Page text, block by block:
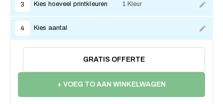
3 Kies hoeveel printkleuren 1 Kleur
4 Kies aantal
GRATIS OFFERTE
+ VOEG TO AAN WINKELWAGEN